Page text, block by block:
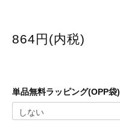
864円(内税)
単品無料ラッピング(OPP袋)